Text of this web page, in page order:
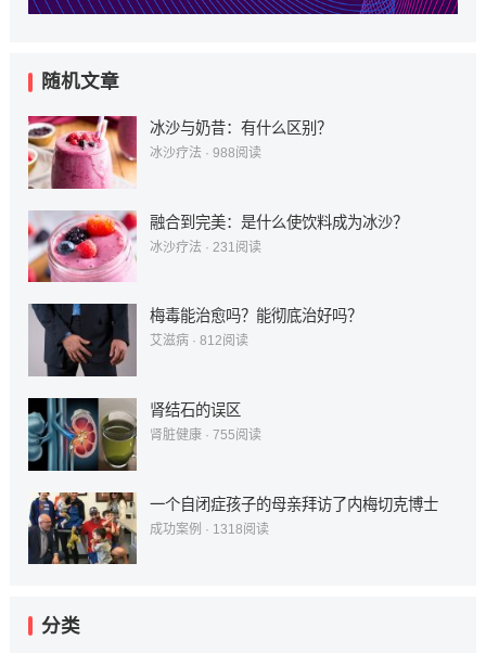
随机文章
冰沙与奶昔：有什么区别？
冰沙疗法 · 988阅读
融合到完美：是什么使饮料成为冰沙？
冰沙疗法 · 231 阅读
梅毒能治愈吗？能彻底治好吗？
艾滋病· 812阅读
肾结石的误区
肾脏健康· 755阅读
一个自闭症孩子的母亲拜访了内梅切克博士
成功案例 · 1318阅读
分类